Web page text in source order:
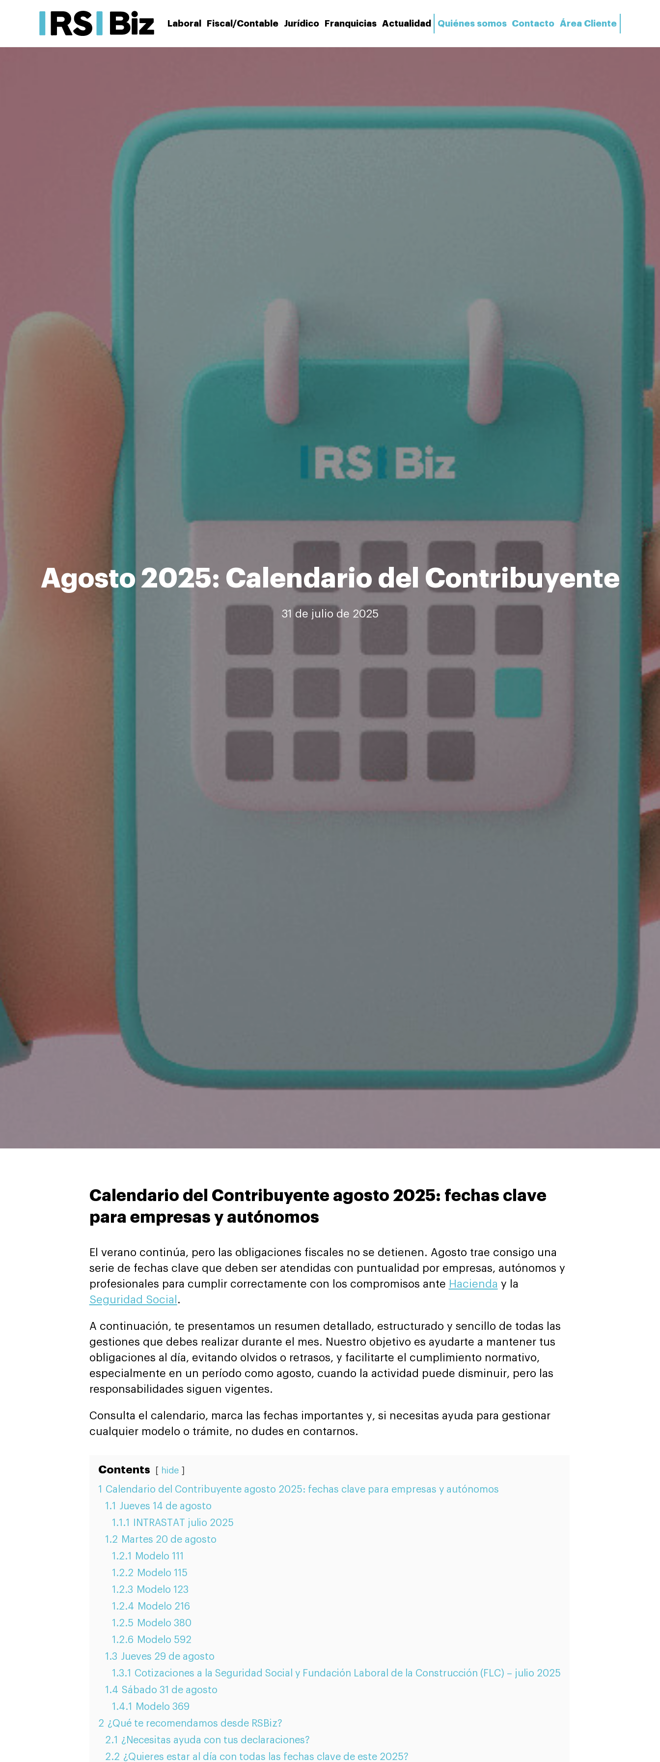
Laboral Fiscal/Contable Jurídico Franquicias Actualidad Quiénes somos Contacto Área Cliente
Agosto 2025: Calendario del Contribuyente
31 de julio de 2025
Calendario del Contribuyente agosto 2025: fechas clave
para empresas y autónomos
El verano continúa, pero las obligaciones fiscales no se detienen. Agosto trae consigo una
serie de fechas clave que deben ser atendidas con puntualidad por empresas, autónomos y
profesionales para cumplir correctamente con los compromisos ante Hacienda y la
Seguridad Social .
A continuación, te presentamos un resumen detallado, estructurado y sencillo de todas las
gestiones que debes realizar durante el mes. Nuestro objetivo es ayudarte a mantener tus
obligaciones al día, evitando olvidos o retrasos, y facilitarte el cumplimiento normativo,
especialmente en un período como agosto, cuando la actividad puede disminuir, pero las
responsabilidades siguen vigentes.
Consulta el calendario, marca las fechas importantes y, si necesitas ayuda para gestionar
cualquier modelo o trámite, no dudes en contarnos.
Contents hide
1 Calendario del Contribuyente agosto 2025: fechas clave para empresas y autónomos
1.1 Jueves 14 de agosto
1.1.1
INTRASTAT julio 2025
1.2 Martes 20 de agosto
1.2.1
Modelo 111
1.2.2 Modelo 115
1.2.3 Modelo 123
1.2.4 Modelo 216
1.2.5 Modelo 380
1.2.6 Modelo 592
1.3 Jueves 29 de agosto
1.3.1 Cotizaciones a la Seguridad Social y Fundación Laboral de la Construcción (FLC) – julio 2025
1.4 Sábado 31 de agosto
1.4.1
Modelo 369
2 ¿Qué te recomendamos desde RSBiz?
2.1 ¿Necesitas ayuda con tus declaraciones?
2.2 ¿Quieres estar al día con todas las fechas clave de este 2025?